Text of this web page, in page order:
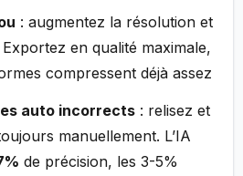
: augmentez la résolution et
en qualité maximale,
compressent déjà assez
auto incorrects: relisez et
manuellement. L’IA
de précision, les 3-5%